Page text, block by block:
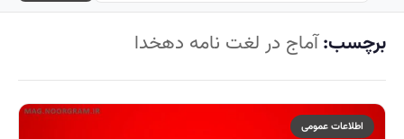
برچسب:آماج در لغت نامه دهخدا
اطلاعات عمومی